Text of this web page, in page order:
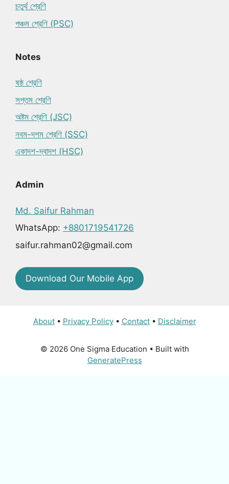
চতুর্থ শ্রেণি
পঞ্চম শ্রেণি (PSC)
Notes
ষষ্ঠ শ্রেণি
সপ্তম শ্রেণি
অষ্টম শ্রেণি (JSC)
নবম-দশম শ্রেণি (SSC)
একাদশ-দ্বাদশ (HSC)
Admin
Md. Saifur Rahman
WhatsApp: +8801719541726
saifur.rahman02@gmail.com
Download Our Mobile App
About• Privacy Policy• Contact• Disclaimer
© 2026 One Sigma Education • Built with
GeneratePress